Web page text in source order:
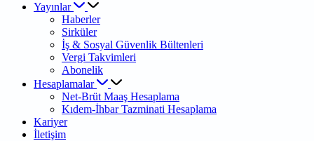
Yayınlar
Haberler
Sirküler
İş & Sosyal Güvenlik Bültenleri
Vergi Takvimleri
Abonelik
Hesaplamalar
Net-Brüt Maaş Hesaplama
Kıdem-İhbar Tazminati Hesaplama
Kariyer
İletişim